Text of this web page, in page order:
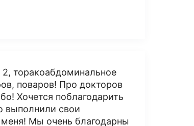
2, торакоабдоминальное
поваров! Про докторов
Хочется поблагодарить
выполнили свои
Мы очень благодарны